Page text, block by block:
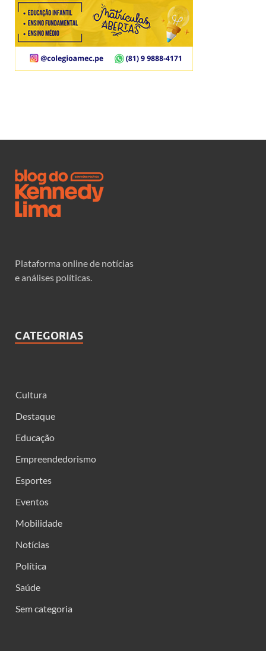
Plataforma online de notícias
e análises políticas.
CATEGORIAS
Cultura
Destaque
Educação
Empreendedorismo
Esportes
Eventos
Mobilidade
Notícias
Política
Saúde
Sem categoria